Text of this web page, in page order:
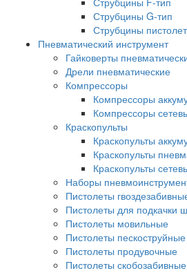
Струбцины G-тип
Струбцины
Пневматический инструмент
Гайковерты
Дрели пневматические
Компрессоры
Компрессоры
Компрессоры
Краскопульты
Краскопульты
Краскопульты
Краскопульты
Наборы
Пистолеты
Пистолеты для подкачки
Пистолеты мовильные
Пистолеты пескоструйные
Пистолеты продувочные
Пистолеты